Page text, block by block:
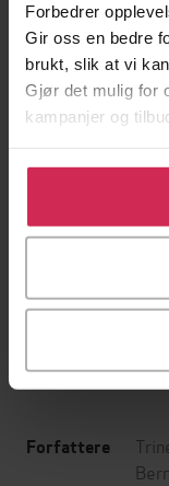
Forbedrer
Gir oss en bedre
brukt, slik at vi
Gjør det mulig for
kampanjer og
Klikk på «Godta
bruke cookies for
tilpasse ditt
169,-
Jo
Forfattere